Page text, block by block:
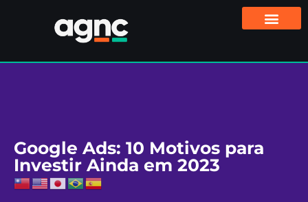
Google Ads: 10 Motivos para
Investir Ainda em 2023